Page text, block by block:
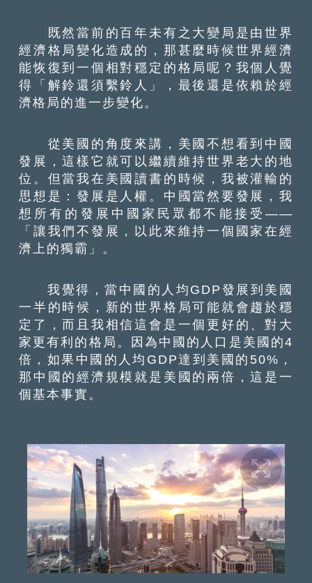
既然當前的百年未有之大變局是由世界
經濟格局變化造成的，那甚麼時候世界經濟
能恢復到一個相對穩定的格局呢？我個人覺
得「解鈴還須繫鈴人」，最後還是依賴於經
濟格局的進一步變化。
從美國的角度來講，美國不想看到中國
發展，這樣它就可以繼續維持世界老大的地
位。但當我在美國讀書的時候，我被灌輸的
思想是：發展是人權。中國當然要發展，我
想所有的發展中國家民眾都不能接受——
「讓我們不發展，以此來維持一個國家在經
濟上的獨霸」。
我覺得，當中國的人均GDP發展到美國
一半的時候，新的世界格局可能就會趨於穩
定了，而且我相信這會是一個更好的、對大
家更有利的格局。因為中國的人口是美國的4
倍，如果中國的人均GDP達到美國的50%，
那中國的經濟規模就是美國的兩倍，這是一
個基本事實。